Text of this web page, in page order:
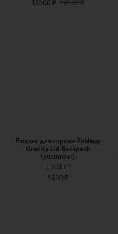
13500 ₽ 18500 ₽
Рюкзак для города Enklepp
Gravity Lid Backpack
(cucumber)
ENKLEPP
9200 ₽